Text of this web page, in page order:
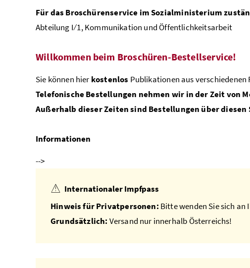
Für das Broschürenservice im Sozialministerium
Abteilung I ⁄ 1, Kommunikation und Öffentlichkeitsarbeit
Willkommen beim Broschüren-Bestellservice!
Sie können hier kostenlos Publikationen aus verschiedenen
Telefonische Bestellungen nehmen wir in der Zeit von
Außerhalb dieser Zeiten sind Bestellungen über
Informationen
-->
Internationaler Impfpass
Hinweis für Privatpersonen: Bitte wenden Sie sich an
Grundsätzlich: Versand nur innerhalb Österreichs!